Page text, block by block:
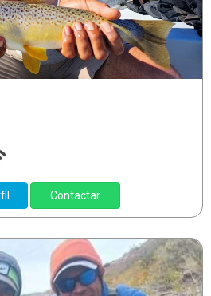
Contactar